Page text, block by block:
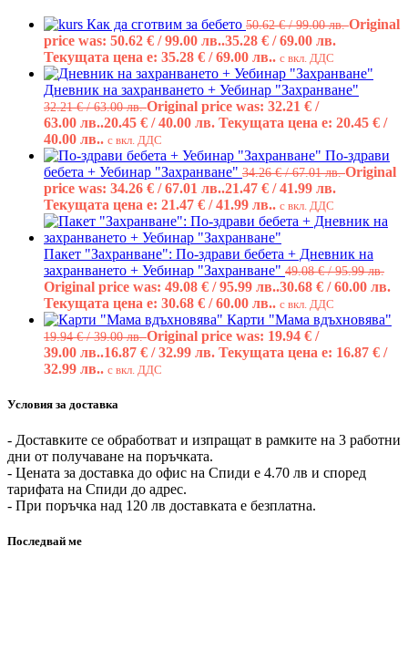
Как да сготвим за бебето 50.62€/ 99.00 лв.Original
price was: 50.62 € / 99.00 лв..35.28 € / 69.00 лв.
Текущата цена е: 35.28 € / 69.00 лв.. с вкл. ДДС
Дневник на захранването + Уебинар "Захранване"
32.21€/ 63.00 лв.Original price was: 32.21 € /
63.00 лв..20.45 € / 40.00 лв. Текущата цена е: 20.45 € /
40.00 лв.. с вкл. ДДС
По-здрави
бебета + Уебинар "Захранване" 34.26€/ 67.01 лв.Original
price was: 34.26 € / 67.01 лв..21.47 € / 41.99 лв.
Текущата цена е: 21.47 € / 41.99 лв.. с вкл. ДДС
Пакет "Захранване": По-здрави бебета + Дневник на
захранването + Уебинар "Захранване" 49.08€/ 95.99 лв.
Original price was: 49.08 € / 95.99 лв..30.68 € / 60.00 лв.
Текущата цена е: 30.68 € / 60.00 лв.. с вкл. ДДС
Карти "Мама вдъхновява"
19.94€/ 39.00 лв.Original price was: 19.94 € /
39.00 лв..16.87 € / 32.99 лв. Текущата цена е: 16.87 € /
32.99 лв.. с вкл. ДДС
Условия за доставка
- Доставките се обработват и изпращат в рамките на 3 работни
дни от получаване на поръчката.
- Цената за доставка до офис на Спиди е 4.70 лв и според
тарифата на Спиди до адрес.
- При поръчка над 120 лв доставката е безплатна.
Последвай ме